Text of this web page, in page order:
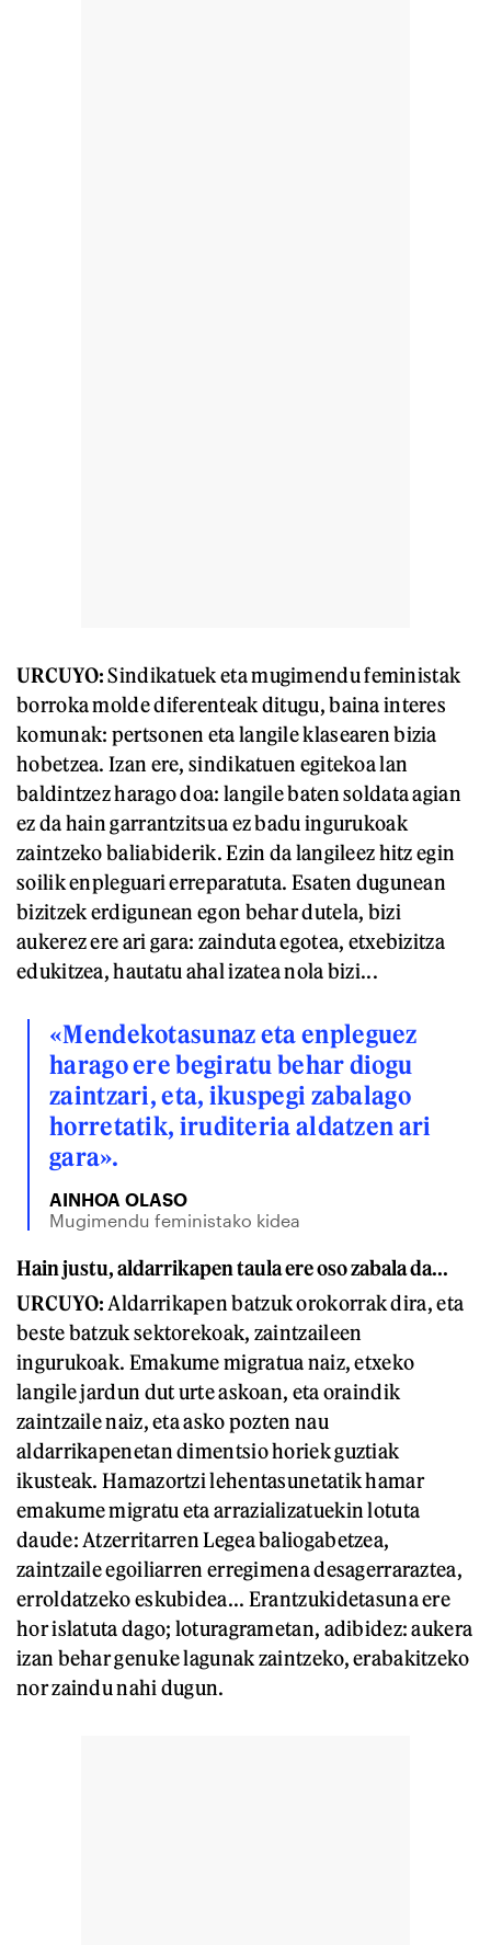
URCUYO:Sindikatuek eta mugimendu feministak
borroka molde diferenteak ditugu, baina interes
komunak: pertsonen eta langile klasearen bizia
hobetzea. Izan ere, sindikatuen egitekoa lan
baldintzez harago doa: langile baten soldata agian
ez da hain garrantzitsua ez badu ingurukoak
zaintzeko baliabiderik. Ezin da langileez hitz egin
soilik enpleguari erreparatuta. Esaten dugunean
bizitzek erdigunean egon behar dutela, bizi
aukerez ere ari gara: zainduta egotea, etxebizitza
edukitzea, hautatu ahal izatea nola bizi...
«Mendekotasunaz eta enpleguez
harago ere begiratu behar diogu
zaintzari, eta, ikuspegi zabalago
horretatik, iruditeria aldatzen ari
gara».
AINHOA OLASO
Mugimendu feministako kidea
Hain justu, aldarrikapen taula ere oso zabala da...
URCUYO: Aldarrikapen batzuk orokorrak dira, eta
beste batzuk sektorekoak, zaintzaileen
ingurukoak. Emakume migratua naiz, etxeko
langile jardun dut urte askoan, eta oraindik
zaintzaile naiz, eta asko pozten nau
aldarrikapenetan dimentsio horiek guztiak
ikusteak. Hamazortzi lehentasunetatik hamar
emakume migratu eta arrazializatuekin lotuta
daude: Atzerritarren Legea baliogabetzea,
zaintzaile egoiliarren erregimena desagerraraztea,
erroldatzeko eskubidea... Erantzukidetasuna ere
hor islatuta dago; loturagrametan, adibidez: aukera
izan behar genuke lagunak zaintzeko, erabakitzeko
nor zaindu nahi dugun.